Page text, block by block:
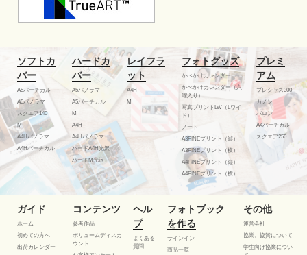
ソフトカ
バー
A5バーチカル
A5パノラマ
スクエア140
M
A4Hパノラマ
A4Hバーチカル
ハードカ
バー
A5パノラマ
A5バーチカル
M
A4H
A4Hパノラマ
ハードA4H光沢
ハードM光沢
レイフラ
ット
A4H
M
フォトグッズ
かべかけカレンダー
かべかけカレンダー（六
曜入り）
写真プリントLW（Lワイ
ド）
ノート
A3FINEプリント（縦）
A3FINEプリント（横）
A4FINEプリント（縦）
A4FINEプリント（横）
プレミ
アム
プレシャス300
カノン
バロン
A4バーチカル
スクエア250
ガイド
ホーム
初めての方へ
出荷カレンダー
コンテンツ
参考作品
ボリュームディスカ
ウント
ヘル
プ
よくある
質問
フォトブック
を作る
サインイン
商品一覧
その他
運営会社
協業、協賛について
学生向け協業につい